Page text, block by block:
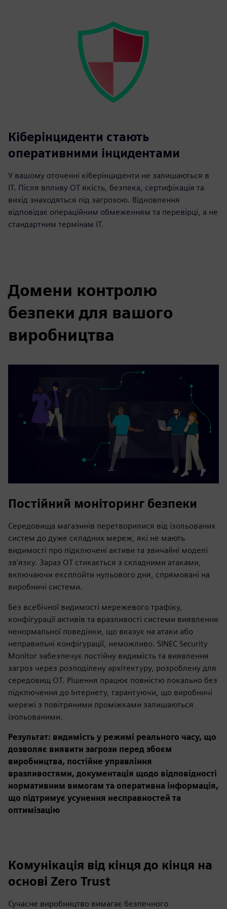
Кіберінциденти стають
оперативними інцидентами
У вашому оточенні кіберінциденти не залишаються в
ІТ. Після впливу OT якість, безпека, сертифікація та
вихід знаходяться під загрозою. Відновлення
відповідає операційним обмеженням та перевірці, а не
стандартним термінам ІТ.
Домени контролю
безпеки для вашого
виробництва
Постійний моніторинг безпеки
Середовища магазинів перетворилися від ізольованих
систем до дуже складних мереж, які не мають
видимості про підключені активи та звичайні моделі
зв'язку. Зараз OT стикається з складними атаками,
включаючи експлойти нульового дня, спрямовані на
виробничі системи.
Без всебічної видимості мережевого трафіку,
конфігурації активів та вразливості системи виявлення
ненормальної поведінки, що вказує на атаки або
неправильні конфігурації, неможливо. SINEC Security
Monitor забезпечує постійну видимість та виявлення
загроз через розподілену архітектуру, розроблену для
середовищ OT. Рішення працює повністю локально без
підключення до Інтернету, гарантуючи, що виробничі
мережі з повітряними проміжками залишаються
ізольованими.
Результат: видимість у режимі реального часу, що
дозволяє виявити загрози перед збоєм
виробництва, постійне управління
вразливостями, документація щодо відповідності
нормативним вимогам та оперативна інформація,
що підтримує усунення несправностей та
оптимізацію
Комунікація від кінця до кінця на
основі Zero Trust
Сучасне виробництво вимагає безпечного